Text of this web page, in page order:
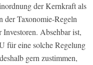
der Kernkraft als
der Taxonomie-Regeln
Absehbar ist,
für eine solche Regelung
gern zustimmen,